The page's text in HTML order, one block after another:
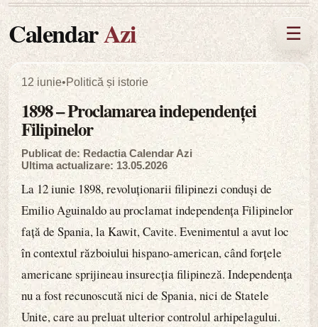
CalendarAzi ☰
12 iunie•Politică și istorie
1898 – Proclamarea independenței
Filipinelor
Publicat de: Redactia Calendar Azi
Ultima actualizare: 13.05.2026
La 12 iunie 1898, revoluționarii filipinezi conduși de
Emilio Aguinaldo au proclamat independența Filipinelor
față de Spania, la Kawit, Cavite. Evenimentul a avut loc
în contextul războiului hispano-american, când forțele
americane sprijineau insurecția filipineză. Independența
nu a fost recunoscută nici de Spania, nici de Statele
Unite, care au preluat ulterior controlul arhipelagului.